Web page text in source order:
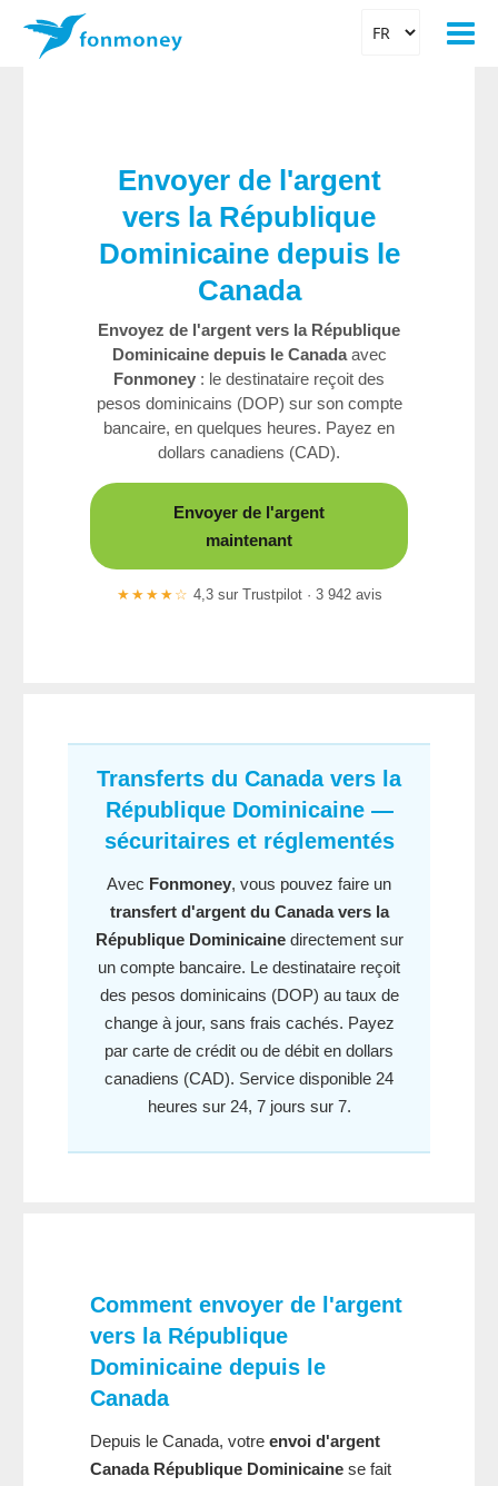
Envoyer de l'argent
vers la République
Dominicaine depuis le
Canada
Envoyez de l'argent vers la République
Dominicaine depuis le Canadaavec
Fonmoney : le destinataire reçoit des
pesos dominicains (DOP) sur son compte
bancaire, en quelques heures. Payez en
dollars canadiens (CAD).
Envoyer de l'argent
maintenant
★★★★☆ 4,3 sur Trustpilot · 3 942 avis
Transferts du Canada vers la
République Dominicaine —
sécuritaires et réglementés
Avec Fonmoney, vous pouvez faire un
transfert d'argent du Canada vers la
République Dominicainedirectement sur
un compte bancaire. Le destinataire reçoit
des pesos dominicains (DOP) au taux de
change à jour, sans frais cachés. Payez
par carte de crédit ou de débit en dollars
canadiens (CAD). Service disponible 24
heures sur 24, 7 jours sur 7.
Comment envoyer de l'argent
vers la République
Dominicaine depuis le
Canada
Depuis le Canada, votre envoi d'argent
Canada République Dominicaine se fait